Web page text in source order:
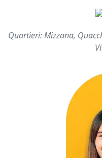
Quartieri: Mizzana,